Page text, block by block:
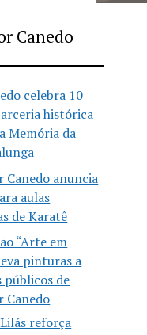
Canedo
celebra 10
histórica
Memória da
Canedo anuncia
aulas
de Karatê
“Arte em
pinturas a
públicos de
Canedo
reforça